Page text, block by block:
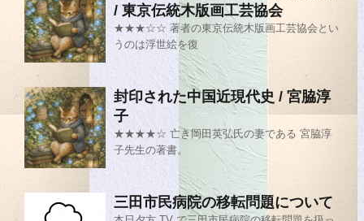
/ 東京伝統木版画工芸協会
★★★☆☆ 著者の東京伝統木版画工芸協会とい
うのは浮世絵を復
封印された中国近現代史 / 宮脇淳
子
★★★★☆ 亡き岡田英弘氏の妻である 宮脇淳
子先生の著書。
三田市民病院の移転問題について